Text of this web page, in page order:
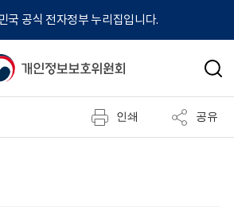
국 공식 전자정부 누리집입니다.
검
인쇄 공유